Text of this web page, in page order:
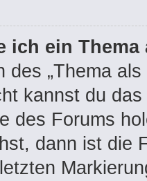
ich ein Thema
des „Thema
kannst du
des Forums
dann ist die